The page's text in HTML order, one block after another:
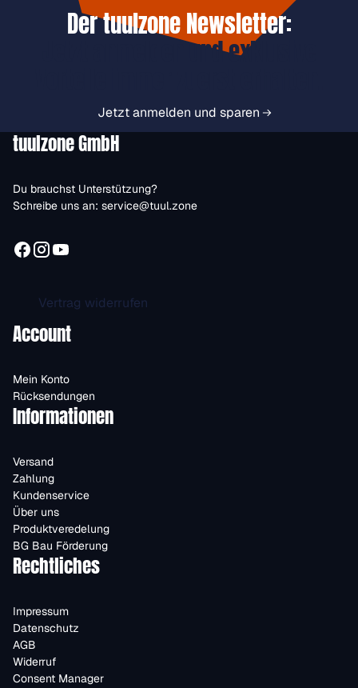
Der tuulzone Newsletter:
Jetzt anmelden und exklusive
Jetzt anmelden und sparen
tuulzone GmbH
Du brauchst Unterstützung?
Schreibe uns an: service@tuul.zone
Vertrag widerrufen
Account
Mein Konto
Rücksendungen
Informationen
Versand
Zahlung
Kundenservice
Über uns
Produktveredelung
BG Bau Förderung
Rechtliches
Impressum
Datenschutz
AGB
Widerruf
Consent Manager